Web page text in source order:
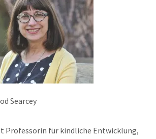
Searcey
Professorin für kindliche Entwicklung,